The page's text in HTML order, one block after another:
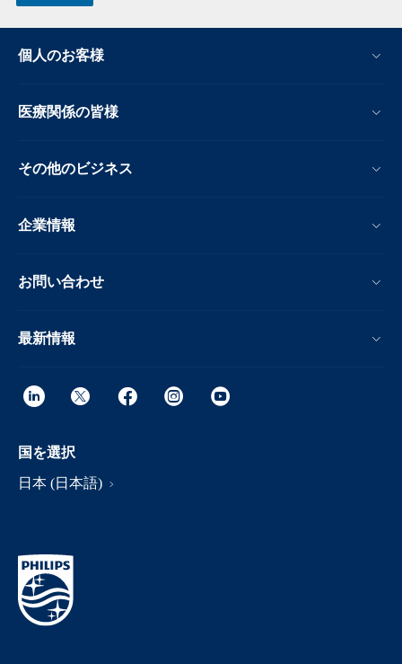
個人のお客様
医療関係の皆様
その他のビジネス
企業情報
お問い合わせ
最新情報
国を選択
日本 (日本語)